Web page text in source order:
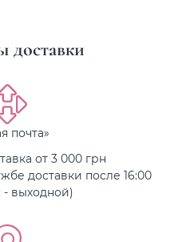
доставки
почта»
от 3 000 грн
доставки после 16:00
- выходной)